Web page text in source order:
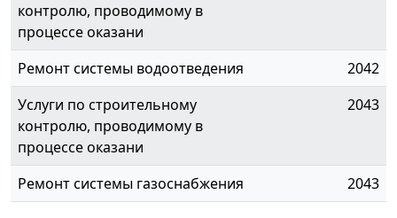
контролю, проводимому в
процессе оказани
Ремонт системы водоотведения
2042
Услуги по строительному
контролю, проводимому в
процессе оказани
2043
Ремонт системы газоснабжения 2043